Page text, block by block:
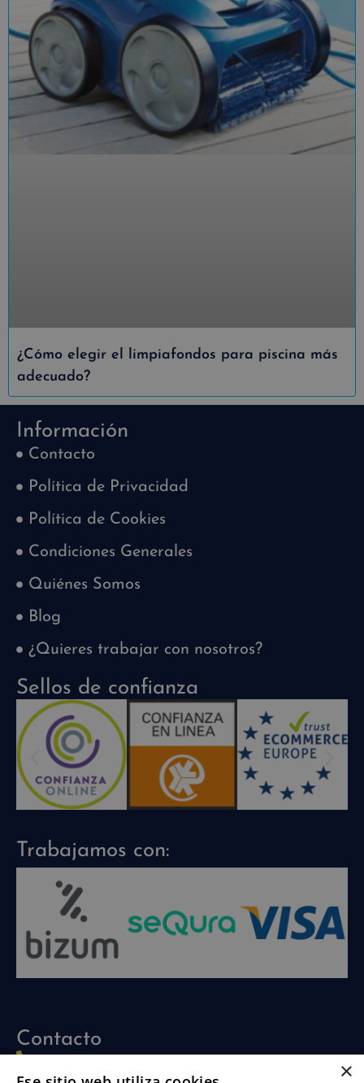
¿Cómo elegir el limpiafondos para piscina más
adecuado?
Información
Contacto
Política de Privacidad
Política de Cookies
Condiciones Generales
Quiénes Somos
Blog
¿Quieres trabajar con nosotros?
Sellos de confianza
Trabajamos con:
Contacto
×